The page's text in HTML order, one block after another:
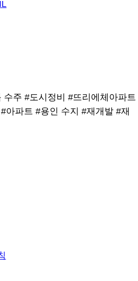
수주 #도시정비
#뜨리에체아파트
#아파트 #용인 수지 #재개발 #재